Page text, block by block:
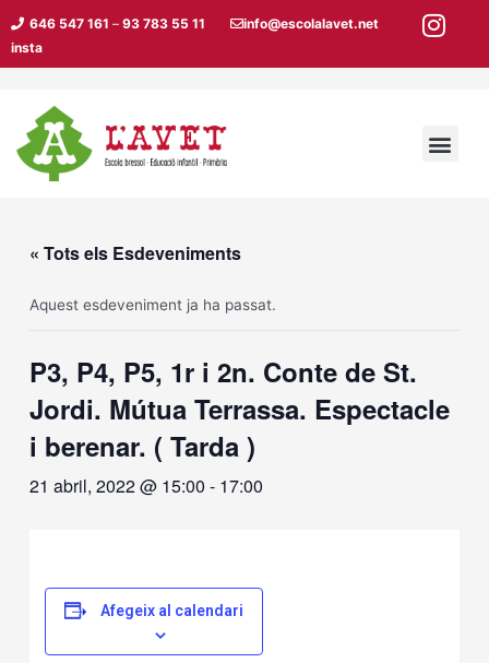
contingut
646 547 161 – 93 783 55 11
info@escolalavet.net
insta
« Tots els Esdeveniments
Aquest esdeveniment ja ha passat.
P3, P4, P5, 1r i 2n. Conte de St.
Jordi. Mútua Terrassa. Espectacle
i berenar. ( Tarda )
21 abril, 2022 @ 15:00 - 17:00
Afegeix al calendari